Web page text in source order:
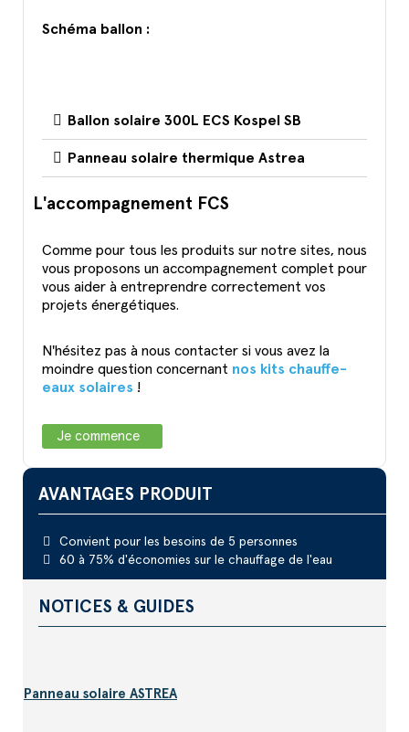
Schéma ballon :
Ballon solaire 300L ECS Kospel SB
Panneau solaire thermique Astrea
L'accompagnement FCS
Comme pour tous les produits sur notre sites, nous
vous proposons un accompagnement complet pour
vous aider à entreprendre correctement vos
projets énergétiques.
N'hésitez pas à nous contacter si vous avez la
moindre question concernant nos kits chauffe-
eaux solaires !
Je commence
AVANTAGES PRODUIT
Convient pour les besoins de 5 personnes
60 à 75% d'économies sur le chauffage de l'eau
NOTICES & GUIDES
Panneau solaire ASTREA